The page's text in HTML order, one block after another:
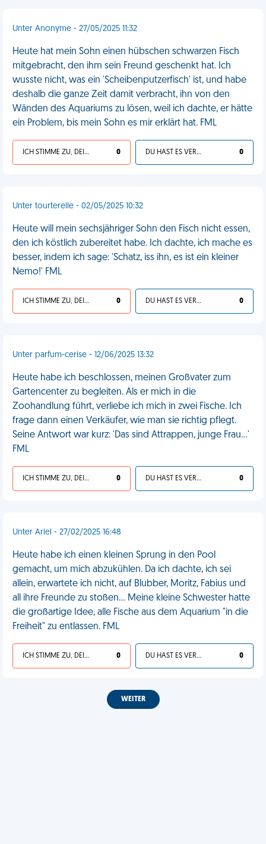
Unter Anonyme - 27/05/2025 11:32
Heute hat mein Sohn einen hübschen schwarzen Fisch
mitgebracht, den ihm sein Freund geschenkt hat. Ich
wusste nicht, was ein 'Scheibenputzerfisch' ist, und habe
deshalb die ganze Zeit damit verbracht, ihn von den
Wänden des Aquariums zu lösen, weil ich dachte, er hätte
ein Problem, bis mein Sohn es mir erklärt hat. FML
ICH STIMME ZU, DEIN LEBEN IST SCHEISSE 0 DU HAST ES VERDIENT 0
Unter tourterelle - 02/05/2025 10:32
Heute will mein sechsjähriger Sohn den Fisch nicht essen,
den ich köstlich zubereitet habe. Ich dachte, ich mache es
besser, indem ich sage: 'Schatz, iss ihn, es ist ein kleiner
Nemo!' FML
ICH STIMME ZU, DEIN LEBEN IST SCHEISSE 0 DU HAST ES VERDIENT 0
Unter parfum-cerise - 12/06/2025 13:32
Heute habe ich beschlossen, meinen Großvater zum
Gartencenter zu begleiten. Als er mich in die
Zoohandlung führt, verliebe ich mich in zwei Fische. Ich
frage dann einen Verkäufer, wie man sie richtig pflegt.
Seine Antwort war kurz: 'Das sind Attrappen, junge Frau...'
FML
ICH STIMME ZU, DEIN LEBEN IST SCHEISSE 0 DU HAST ES VERDIENT 0
Unter Ariel - 27/02/2025 16:48
Heute habe ich einen kleinen Sprung in den Pool
gemacht, um mich abzukühlen. Da ich dachte, ich sei
allein, erwartete ich nicht, auf Blubber, Moritz, Fabius und
all ihre Freunde zu stoßen... Meine kleine Schwester hatte
die großartige Idee, alle Fische aus dem Aquarium "in die
Freiheit" zu entlassen. FML
ICH STIMME ZU, DEIN LEBEN IST SCHEISSE 0 DU HAST ES VERDIENT 0
WEITER